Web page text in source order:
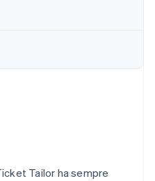
l'infrastruttura
Tailor ha sempre